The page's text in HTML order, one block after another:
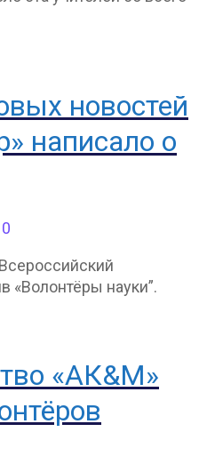
новостей
написало о
0
«Волонтёры науки”.
«АК&М»